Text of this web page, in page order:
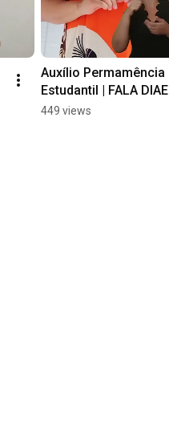
Auxílio Permamência
Estudantil | FALA DIAE
449 views